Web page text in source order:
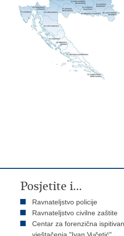
Posjetite i...
Ravnateljstvo policije
Ravnateljstvo civilne zaštite
Centar za forenzična